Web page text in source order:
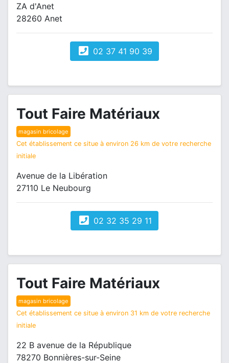
ZA d'Anet
28260 Anet
02 37 41 90 39
Tout Faire Matériaux
magasin bricolage
Cet établissement ce situe à environ 26 km de votre recherche
initiale
Avenue de la Libération
27110 Le Neubourg
02 32 35 29 11
Tout Faire Matériaux
magasin bricolage
Cet établissement ce situe à environ 31 km de votre recherche
initiale
22 B avenue de la République
78270 Bonnières-sur-Seine